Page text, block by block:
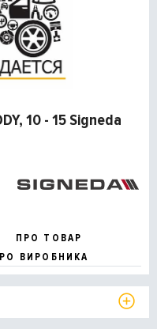
10 - 15 Signeda
ПРО ТОВАР
ВИРОБНИКА